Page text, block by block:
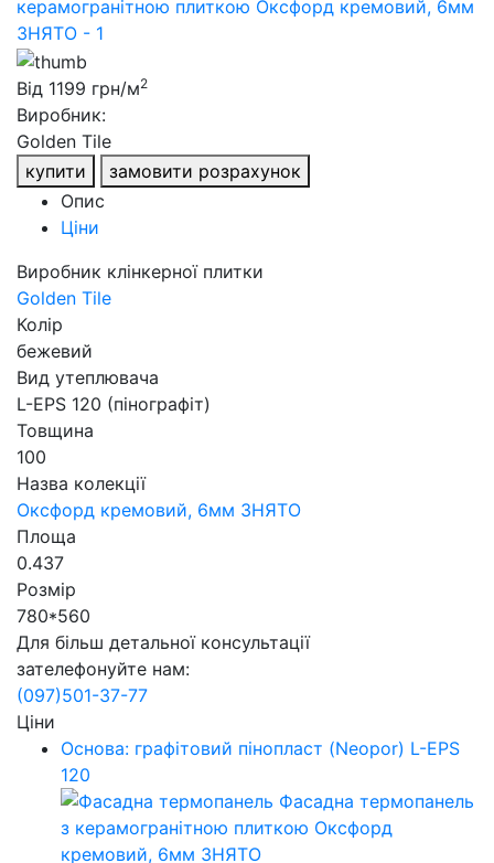
Від 1199 грн/м2
Виробник:
Golden Tile
купити
замовити розрахунок
Опис
Ціни
Виробник клінкерної плитки
Golden Tile
Колір
бежевий
Вид утеплювача
L-EPS 120 (пінографіт)
Товщина
100
Назва колекції
Оксфорд кремовий, 6мм ЗНЯТО
Площа
0.437
Розмір
780*560
Для більш детальної консультації
зателефонуйте нам:
(097)501-37-77
Ціни
Основа: графітовий пінопласт (Neopor) L-EPS
120